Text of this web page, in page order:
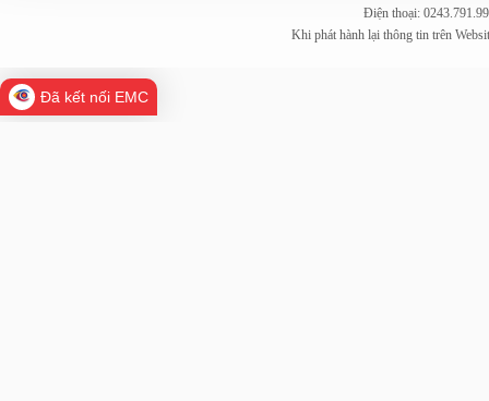
Điện thoại:
Khi phát hành lại thông tin trên
Đã kết nối EMC